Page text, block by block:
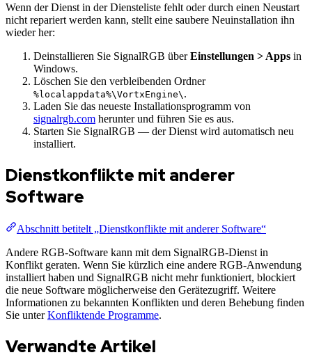
Wenn der Dienst in der Diensteliste fehlt oder durch einen Neustart
nicht repariert werden kann, stellt eine saubere Neuinstallation ihn
wieder her:
Deinstallieren Sie SignalRGB überEinstellungen > Apps in
Windows.
Löschen Sie den verbleibenden Ordner
%localappdata%\VortxEngine\ .
Laden Sie das neueste Installationsprogramm von
signalrgb.com herunter und führen Sie es aus.
Starten Sie SignalRGB — der Dienst wird automatisch neu
installiert.
Dienstkonflikte mit anderer
Software
Abschnitt betitelt „Dienstkonflikte mit anderer Software“
Andere RGB-Software kann mit dem SignalRGB-Dienst in
Konflikt geraten. Wenn Sie kürzlich eine andere RGB-Anwendung
installiert haben und SignalRGB nicht mehr funktioniert, blockiert
die neue Software möglicherweise den Gerätezugriff. Weitere
Informationen zu bekannten Konflikten und deren Behebung finden
Sie unterKonfliktende Programme.
Verwandte Artikel